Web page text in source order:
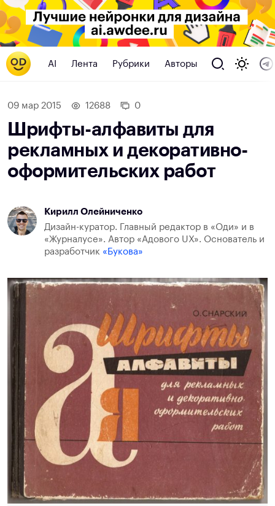
AI Лента Рубрики Авторы
09 мар 2015 12688 0
Шрифты-алфавиты для
рекламных и декоративно-
оформительских работ
Кирилл Олейниченко
Дизайн-куратор. Главный редактор в «Оди» и в
«Журналусе». Автор «Адового UX». Основатель и
разработчик «Букова»